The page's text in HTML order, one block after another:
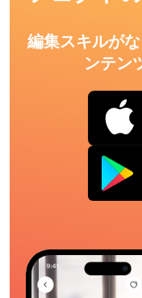
編集スキルが
ンテン